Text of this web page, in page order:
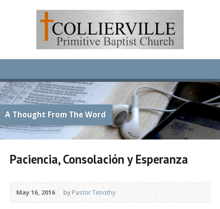
A Thought From The Word
Paciencia, Consolación y Esperanza
May 16, 2016 byPastor Timothy